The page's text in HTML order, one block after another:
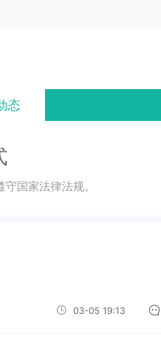
态
国家法律法规。
03-05 19:13